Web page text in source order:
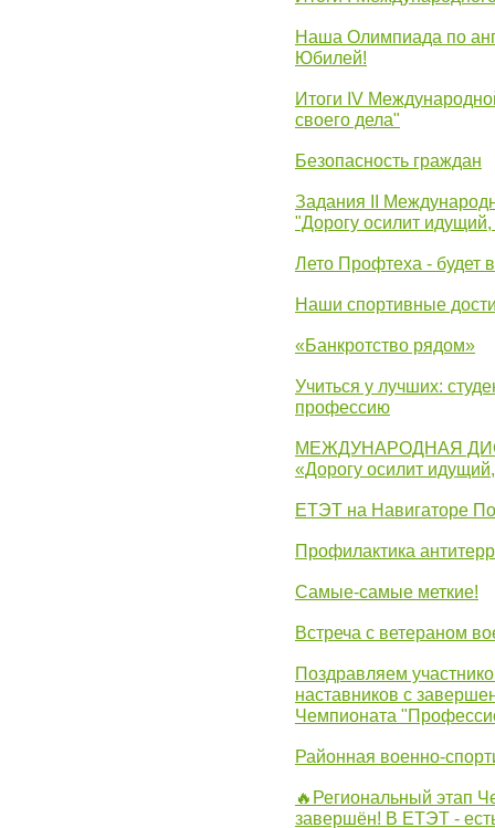
Наша Олимпиада по
Юбилей!
Итоги IV
своего дела"
Безопасность граждан
Задания II
"Дорогу осилит
Лето Профтеха - будет
Наши спортивные
«Банкротство рядом»
Учиться у лучших:
профессию
МЕЖДУНАРОДНАЯ
«Дорогу осилит
ЕТЭТ на Навигаторе
Профилактика
Самые-самые меткие!
Встреча с ветераном
Поздравляем
наставников с
Чемпионата
Районная военно-
🔥Региональный этап
завершён! В ЕТЭТ -